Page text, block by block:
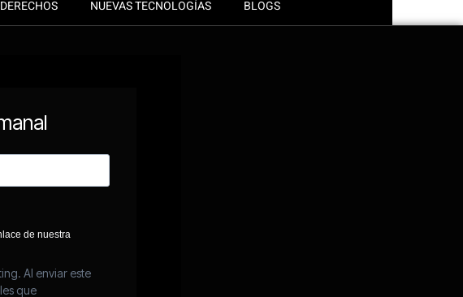
DERECHOS NUEVAS TECNOLOGÍAS BLOGS